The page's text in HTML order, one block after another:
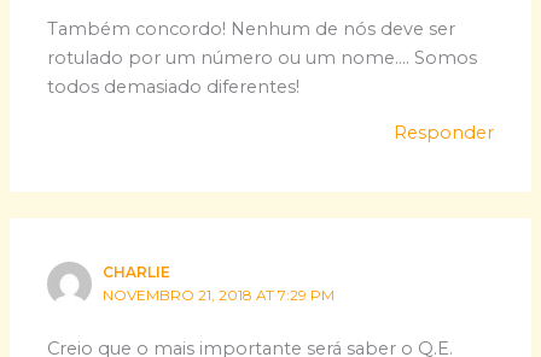
Também concordo! Nenhum de nós deve ser
rotulado por um número ou um nome…. Somos
todos demasiado diferentes!
Responder
CHARLIE
NOVEMBRO 21, 2018 AT 7:29 PM
Creio que o mais importante será saber o Q.E.